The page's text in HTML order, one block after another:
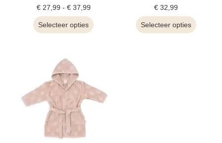
€27,99 - €37,99
Selecteer opties
€32,99
Selecteer opties